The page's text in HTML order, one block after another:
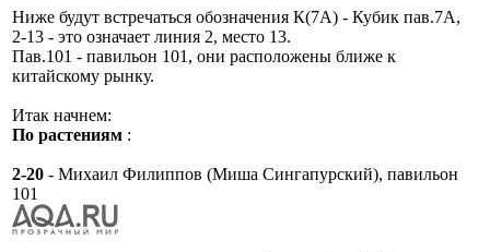
Ниже будут встречаться обозначения К(7А) - Кубик пав.7А,
2-13 - это означает линия 2, место 13.
Пав.101 - павильон 101, они расположены ближе к
китайскому рынку.
Итак начнем:
По растениям :
2-20 - Михаил Филиппов (Миша Сингапурский), павильон
101